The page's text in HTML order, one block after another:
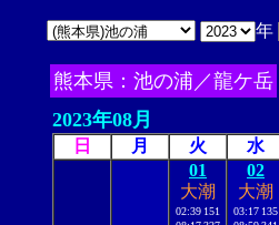
年
熊本県：池の浦／龍ケ岳
2023年08月
日 月 火 水
01
大潮
02:39 151
02
大潮
03:17 135